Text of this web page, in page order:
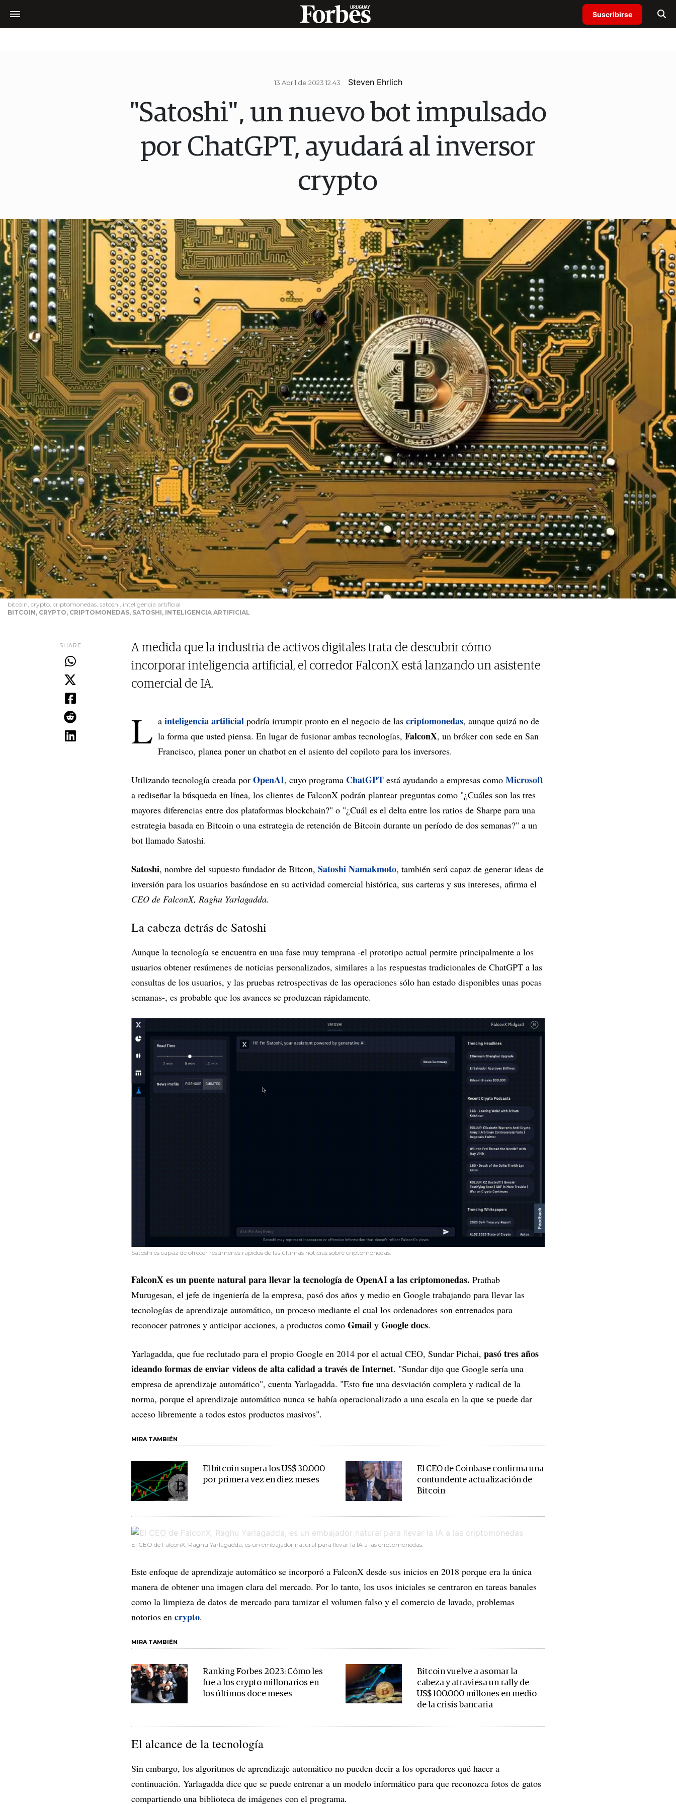
Suscribirse
13 Abril de 2023 12.43 Steven Ehrlich
"Satoshi", un nuevo bot impulsado
por ChatGPT, ayudará al inversor
crypto
bitcoin, crypto, criptomonedas, satoshi, inteligencia artificial
BITCOIN, CRYPTO, CRIPTOMONEDAS, SATOSHI, INTELIGENCIA ARTIFICIAL
SHARE
A medida que la industria de activos digitales trata de descubrir cómo
incorporar inteligencia artificial, el corredor FalconX está lanzando un asistente
comercial de IA.
L a inteligencia artificial podría irrumpir pronto en el negocio de las criptomonedas, aunque quizá no de
la forma que usted piensa. En lugar de fusionar ambas tecnologías, FalconX, un bróker con sede en San
Francisco, planea poner un chatbot en el asiento del copiloto para los inversores.
Utilizando tecnología creada por OpenAI, cuyo programa ChatGPT está ayudando a empresas como Microsoft
a rediseñar la búsqueda en línea, los clientes de FalconX podrán plantear preguntas como "¿Cuáles son las tres
mayores diferencias entre dos plataformas blockchain?" o "¿Cuál es el delta entre los ratios de Sharpe para una
estrategia basada en Bitcoin o una estrategia de retención de Bitcoin durante un período de dos semanas?" a un
bot llamado Satoshi.
Satoshi, nombre del supuesto fundador de Bitcon, Satoshi Namakmoto, también será capaz de generar ideas de
inversión para los usuarios basándose en su actividad comercial histórica, sus carteras y sus intereses, afirma el
CEO de FalconX, Raghu Yarlagadda.
La cabeza detrás de Satoshi
Aunque la tecnología se encuentra en una fase muy temprana -el prototipo actual permite principalmente a los
usuarios obtener resúmenes de noticias personalizados, similares a las respuestas tradicionales de ChatGPT a las
consultas de los usuarios, y las pruebas retrospectivas de las operaciones sólo han estado disponibles unas pocas
semanas-, es probable que los avances se produzcan rápidamente.
Satoshi es capaz de ofrecer resúmenes rápidos de las últimas noticias sobre criptomonedas.
FalconX es un puente natural para llevar la tecnología de OpenAI a las criptomonedas. Prathab
Murugesan, el jefe de ingeniería de la empresa, pasó dos años y medio en Google trabajando para llevar las
tecnologías de aprendizaje automático, un proceso mediante el cual los ordenadores son entrenados para
reconocer patrones y anticipar acciones, a productos como Gmail y Google docs.
Yarlagadda, que fue reclutado para el propio Google en 2014 por el actual CEO, Sundar Pichai, pasó tres años
ideando formas de enviar videos de alta calidad a través de Internet. "Sundar dijo que Google sería una
empresa de aprendizaje automático", cuenta Yarlagadda. "Esto fue una desviación completa y radical de la
norma, porque el aprendizaje automático nunca se había operacionalizado a una escala en la que se puede dar
acceso libremente a todos estos productos masivos".
MIRA TAMBIÉN
El bitcoin supera los US$ 30.000
por primera vez en diez meses
El CEO de Coinbase confirma una
contundente actualización de
Bitcoin
El CEO de FalconX, Raghu Yarlagadda, es un embajador natural para llevar la IA a las criptomonedas.
Este enfoque de aprendizaje automático se incorporó a FalconX desde sus inicios en 2018 porque era la única
manera de obtener una imagen clara del mercado. Por lo tanto, los usos iniciales se centraron en tareas banales
como la limpieza de datos de mercado para tamizar el volumen falso y el comercio de lavado, problemas
notorios en crypto.
MIRA TAMBIÉN
Ranking Forbes 2023: Cómo les
fue a los crypto millonarios en
los últimos doce meses
Bitcoin vuelve a asomar la
cabeza y atraviesa un rally de
US$ 100.000 millones en medio
de la crisis bancaria
El alcance de la tecnología
Sin embargo, los algoritmos de aprendizaje automático no pueden decir a los operadores qué hacer a
continuación. Yarlagadda dice que se puede entrenar a un modelo informático para que reconozca fotos de gatos
compartiendo una biblioteca de imágenes con el programa.